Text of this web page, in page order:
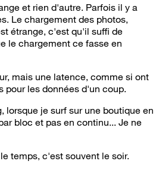
et rien d'autre. Parfois il y a
Le chargement des photos,
étrange, c'est qu'il suffi de
le chargement ce fasse en
mais une latence, comme si ont
pour les données d'un coup.
lorsque je surf sur une boutique en
bloc et pas en continu... Je ne
temps, c'est souvent le soir.